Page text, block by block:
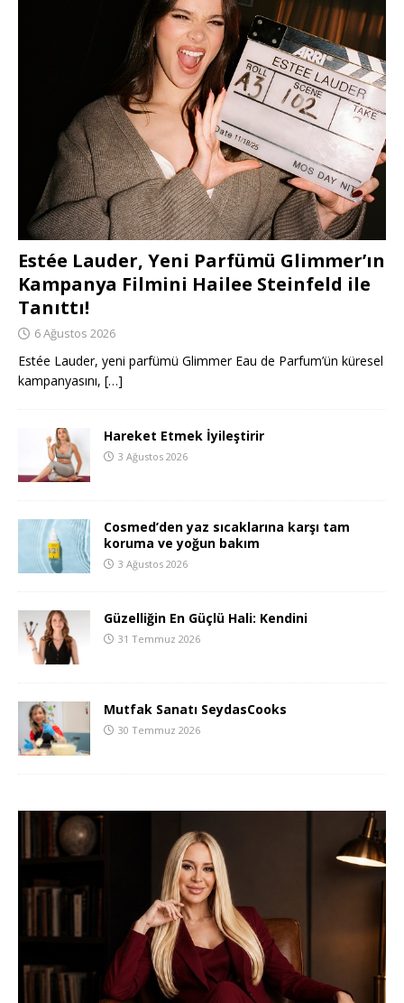
Estée Lauder, Yeni Parfümü Glimmer’ın
Kampanya Filmini Hailee Steinfeld ile
Tanıttı!
6 Ağustos 2026
Estée Lauder, yeni parfümü Glimmer Eau de Parfum’ün küresel
kampanyasını, […]
Hareket Etmek İyileştirir
3 Ağustos 2026
Cosmed’den yaz sıcaklarına karşı tam
koruma ve yoğun bakım
3 Ağustos 2026
Güzelliğin En Güçlü Hali: Kendini
31 Temmuz 2026
Mutfak Sanatı SeydasCooks
30 Temmuz 2026